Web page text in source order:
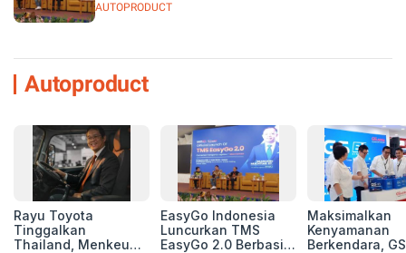
AUTOPRODUCT
Autoproduct
Rayu Toyota
Tinggalkan
Thailand, Menkeu
EasyGo Indonesia
Luncurkan TMS
EasyGo 2.0 Berbasis
Maksimalkan
Kenyamanan
Berkendara,